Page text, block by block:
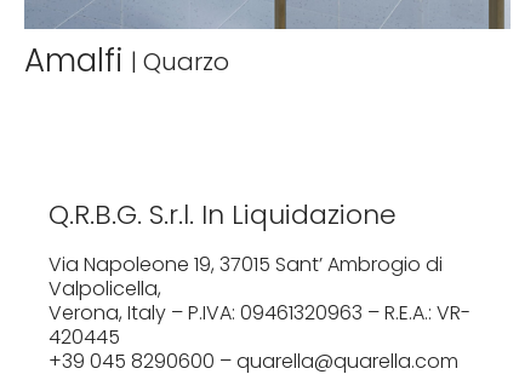
Amalfi | Quarzo
Q.R.B.G. S.r.l. In Liquidazione
Via Napoleone 19, 37015 Sant’ Ambrogio di
Valpolicella,
Verona, Italy – P.IVA: 09461320963 – R.E.A.: VR-
420445
+39 045 8290600 – quarella@quarella.com